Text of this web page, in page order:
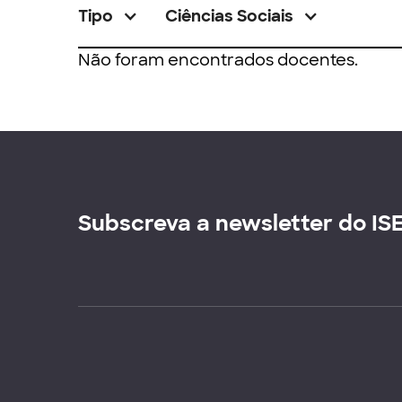
Tipo Ciências Sociais
Não foram encontrados docentes.
Subscreva a newsletter do